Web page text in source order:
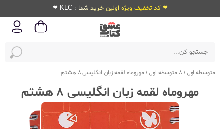
❤ کد تخفیف ویژه اولین خرید شما : KLC ❤
متوسطه اول/8 متوسطه اول / مهروماه لقمه زبان انگلیسی 8 هشتم
مهروماه لقمه زبان انگلیسی 8 هشتم